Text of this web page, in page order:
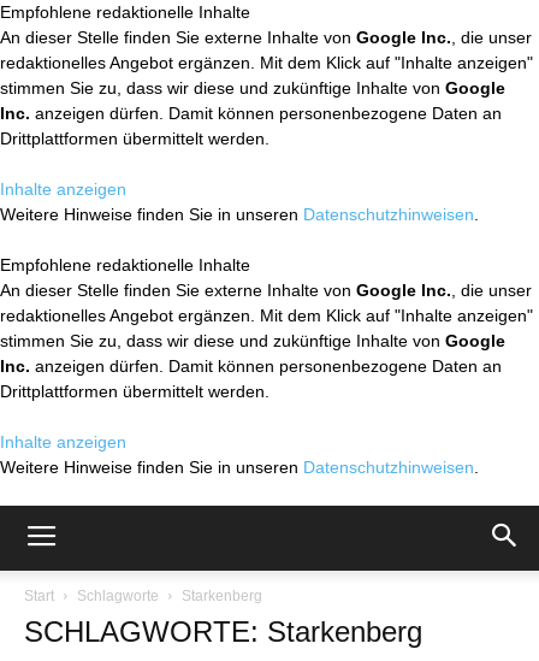
Empfohlene redaktionelle Inhalte
An dieser Stelle finden Sie externe Inhalte von Google Inc. , die unser
redaktionelles Angebot ergänzen. Mit dem Klick auf "Inhalte anzeigen"
stimmen Sie zu, dass wir diese und zukünftige Inhalte von Google
Inc. anzeigen dürfen. Damit können personenbezogene Daten an
Drittplattformen übermittelt werden.
Inhalte anzeigen
Weitere Hinweise finden Sie in unseren Datenschutzhinweisen
Empfohlene redaktionelle Inhalte
An dieser Stelle finden Sie externe Inhalte von Google Inc. , die unser
redaktionelles Angebot ergänzen. Mit dem Klick auf "Inhalte anzeigen"
stimmen Sie zu, dass wir diese und zukünftige Inhalte von Google
Inc. anzeigen dürfen. Damit können personenbezogene Daten an
Drittplattformen übermittelt werden.
Inhalte anzeigen
Weitere Hinweise finden Sie in unseren Datenschutzhinweisen
Start Schlagworte Starkenberg
SCHLAGWORTE: Starkenberg